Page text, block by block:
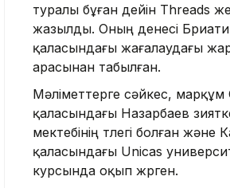
туралы бұған дейін Threads
жазылды. Оның денесі
қаласындағы жағалаудағы
арасынан табылған.
Мәліметтерге сәйкес, марқұм
қаласындағы Назарбаев
мектебінің түлегі болған және
қаласындағы Unicas
курсында оқып жүрген.